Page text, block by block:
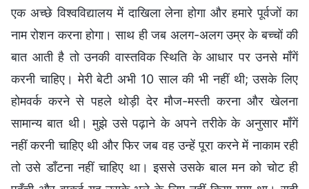
एक अच्छे विश्वविद्यालय में दाखिला लेना होगा और हमारे पूर्वजों का
नाम रोशन करना होगा। साथ ही जब अलग-अलग उम्र के बच्चों की
बात आती है तो उनकी वास्तविक स्थिति के आधार पर उनसे माँगें
करनी चाहिए। मेरी बेटी अभी 10 साल की भी नहीं थी; उसके लिए
होमवर्क करने से पहले थोड़ी देर मौज-मस्ती करना और खेलना
सामान्य बात थी। मुझे उसे पढ़ाने के अपने तरीके के अनुसार माँगें
नहीं करनी चाहिए थी और फिर जब वह उन्हें पूरा करने में नाकाम रही
तो उसे डाँटना नहीं चाहिए था। इससे उसके बाल मन को चोट ही